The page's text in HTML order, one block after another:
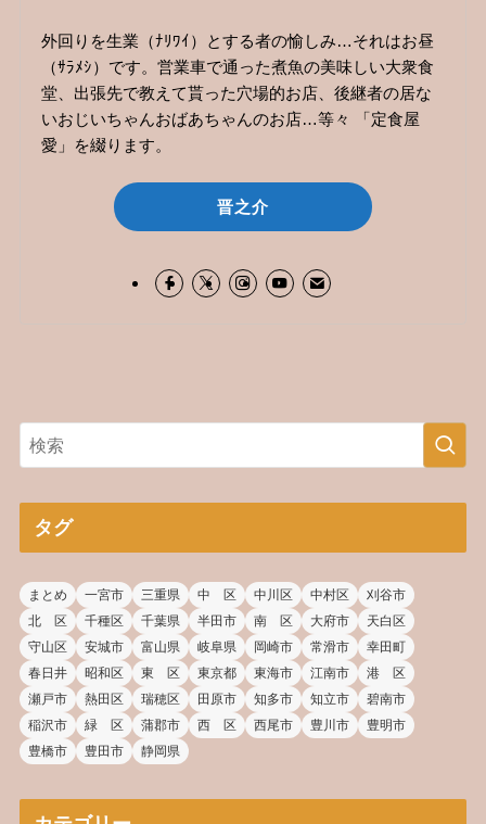
外回りを生業（ﾅﾘﾜｲ）とする者の愉しみ…それはお昼
（ｻﾗﾒｼ）です。営業車で通った煮魚の美味しい大衆食
堂、出張先で教えて貰った穴場的お店、後継者の居な
いおじいちゃんおばあちゃんのお店…等々 「定食屋
愛」を綴ります。
晋之介
タグ
まとめ 一宮市 三重県 中 区 中川区 中村区
刈谷市
北 区
千種区 千葉県 半田市 南 区 大府市
天白区
守山区
安城市 富山県 岐阜県 岡崎市 常滑市
幸田町
春日井
昭和区 東 区 東京都 東海市 江南市
港 区
瀬戸市
熱田区 瑞穂区 田原市 知多市 知立市
碧南市
稲沢市
緑 区 蒲郡市 西 区 西尾市 豊川市
豊明市
豊橋市
豊田市 静岡県